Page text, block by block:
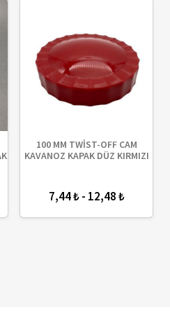
100 MM TWİST-OFF CAM
KAVANOZ KAPAK DÜZ KIRMIZI
7,44 ₺ - 12,48 ₺